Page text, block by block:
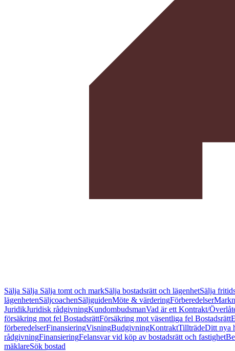
Sälja Sälja Sälja tomt och markSälja bostadsrätt och lägenhetSälja
lägenhetenSäljcoachenSäljguidenMöte & värderingFörberedelser
JuridikJuridisk rådgivningKundombudsmanVad är ett Kontrakt/
försäkring mot fel BostadsrättFörsäkring mot väsentliga fel Bostadsrätt
förberedelserFinansieringVisningBudgivningKontraktTillträdeDitt nya
rådgivningFinansieringFelansvar vid köp av bostadsrätt och fastighet
mäklareSök bostad